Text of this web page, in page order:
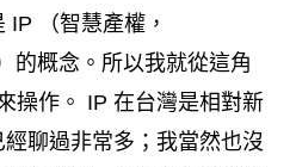
（智慧產權，
的概念。所以我就從這角
操作。 IP 在台灣是相對新
聊過非常多；我當然也沒